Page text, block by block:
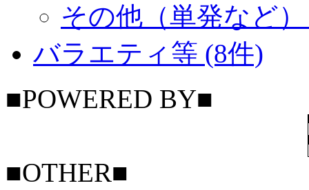
その他（単発など
バラエティ等 (8件)
■POWERED BY■
■OTHER■